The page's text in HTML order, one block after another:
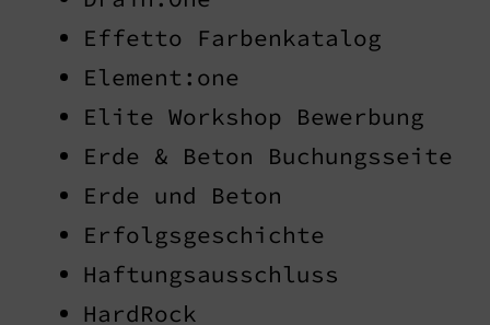
Effetto Farbenkatalog
Element:one
Elite Workshop Bewerbung
Erde & Beton Buchungsseite
Erde und Beton
Erfolgsgeschichte
Haftungsausschluss
HardRock